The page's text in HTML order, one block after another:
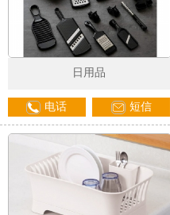
日用品
电话 短信